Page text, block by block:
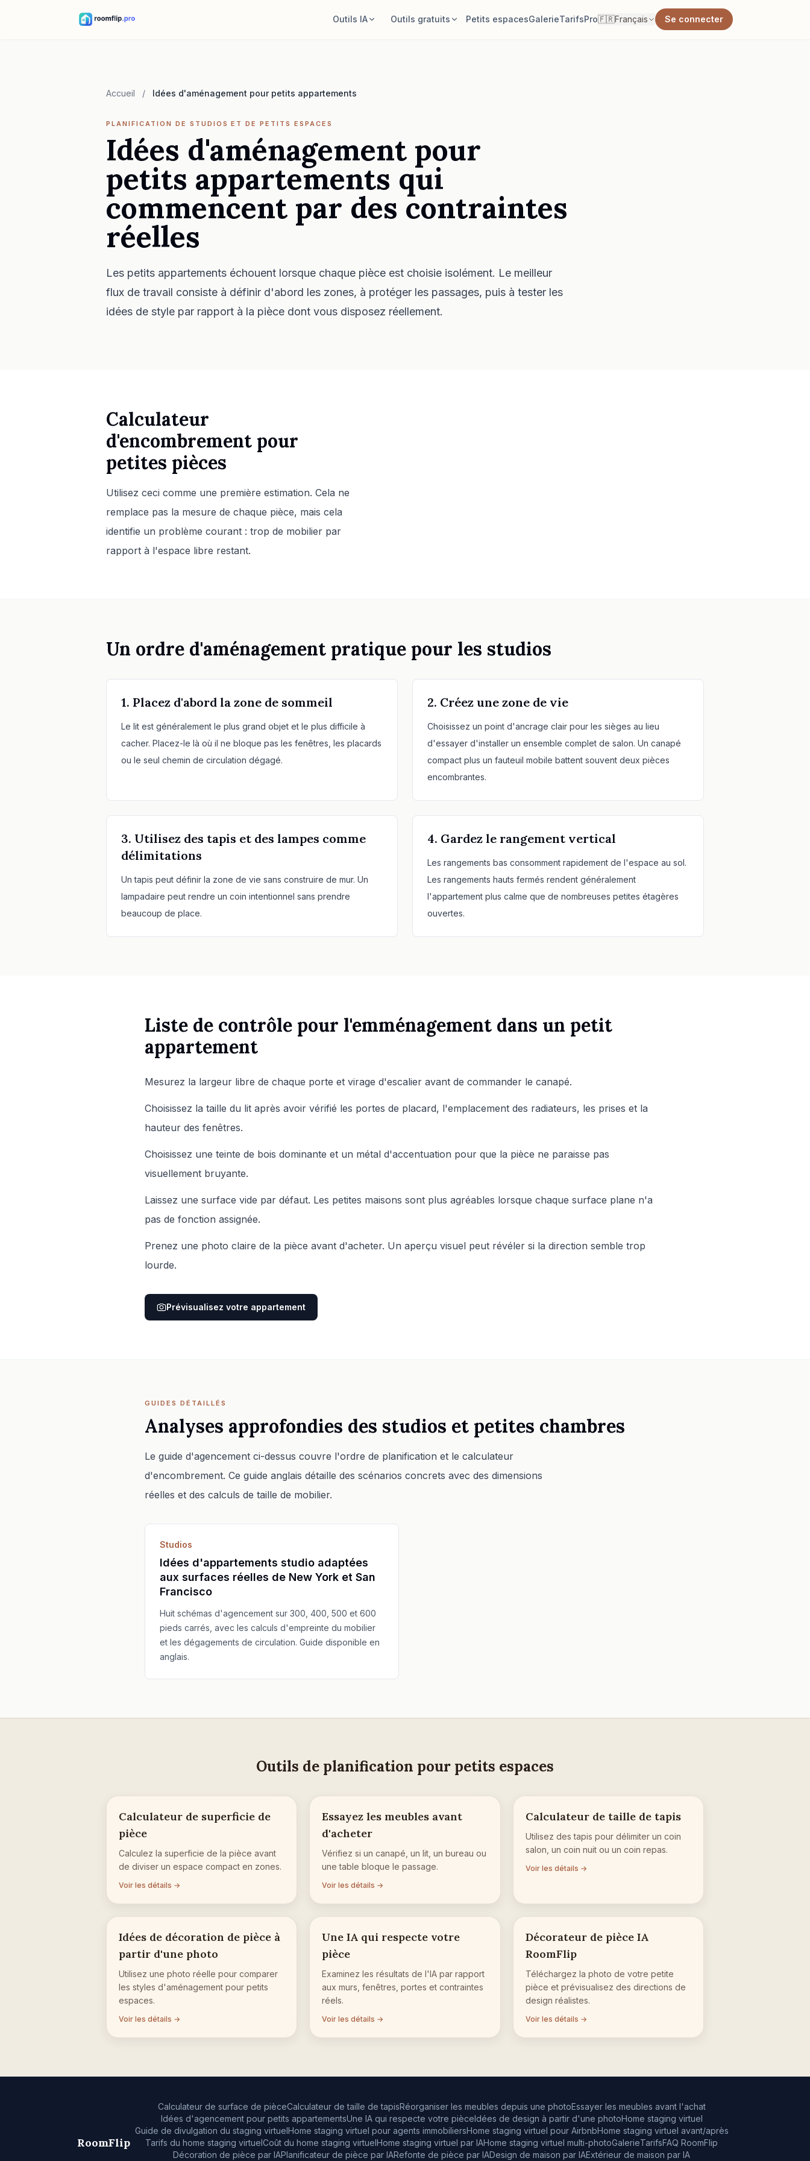
Outils IA
Même pièce, mêmes meubles,
Essayer un meuble dans la pièce
Voyez un canapé, une chaise ou une
table avant d’acheter.
Outils gratuits
Vérifier l’ajustement du meuble
Vérifiez les passages avant d’acheter
un canapé ou une table.
Petits espacesGalerieTarifsPro🇫🇷Français Se connecter
Accueil / Idées d'aménagement pour petits appartements
PLANIFICATION DE STUDIOS ET DE PETITS ESPACES
Idées d'aménagement pour
petits appartements qui
commencent par des contraintes
réelles
Les petits appartements échouent lorsque chaque pièce est choisie isolément. Le meilleur
flux de travail consiste à définir d'abord les zones, à protéger les passages, puis à tester les
idées de style par rapport à la pièce dont vous disposez réellement.
Calculateur
d'encombrement pour
petites pièces
Utilisez ceci comme une première estimation. Cela ne
remplace pas la mesure de chaque pièce, mais cela
identifie un problème courant : trop de mobilier par
rapport à l'espace libre restant.
Un ordre d'aménagement pratique pour les studios
1. Placez d'abord la zone de sommeil
Le lit est généralement le plus grand objet et le plus difficile à
cacher. Placez-le là où il ne bloque pas les fenêtres, les placards
ou le seul chemin de circulation dégagé.
2. Créez une zone de vie
Choisissez un point d'ancrage clair pour les sièges au lieu
d'essayer d'installer un ensemble complet de salon. Un canapé
compact plus un fauteuil mobile battent souvent deux pièces
encombrantes.
3. Utilisez des tapis et des lampes comme
délimitations
Un tapis peut définir la zone de vie sans construire de mur. Un
lampadaire peut rendre un coin intentionnel sans prendre
beaucoup de place.
4. Gardez le rangement vertical
Les rangements bas consomment rapidement de l'espace au sol.
Les rangements hauts fermés rendent généralement
l'appartement plus calme que de nombreuses petites étagères
ouvertes.
Liste de contrôle pour l'emménagement dans un petit
appartement
Mesurez la largeur libre de chaque porte et virage d'escalier avant de commander le canapé.
Choisissez la taille du lit après avoir vérifié les portes de placard, l'emplacement des radiateurs, les prises et la
hauteur des fenêtres.
Choisissez une teinte de bois dominante et un métal d'accentuation pour que la pièce ne paraisse pas
visuellement bruyante.
Laissez une surface vide par défaut. Les petites maisons sont plus agréables lorsque chaque surface plane n'a
pas de fonction assignée.
Prenez une photo claire de la pièce avant d'acheter. Un aperçu visuel peut révéler si la direction semble trop
lourde.
Prévisualisez votre appartement
GUIDES DÉTAILLÉS
Analyses approfondies des studios et petites chambres
Le guide d'agencement ci-dessus couvre l'ordre de planification et le calculateur
d'encombrement. Ce guide anglais détaille des scénarios concrets avec des dimensions
réelles et des calculs de taille de mobilier.
Studios
Idées d'appartements studio adaptées
aux surfaces réelles de New York et San
Francisco
Huit schémas d'agencement sur 300, 400, 500 et 600
pieds carrés, avec les calculs d'empreinte du mobilier
et les dégagements de circulation. Guide disponible en
anglais.
Outils de planification pour petits espaces
Calculateur de superficie de
pièce
Calculez la superficie de la pièce avant
de diviser un espace compact en zones.
Voir les détails →
Essayez les meubles avant
d'acheter
Vérifiez si un canapé, un lit, un bureau ou
une table bloque le passage.
Voir les détails →
Calculateur de taille de tapis
Utilisez des tapis pour délimiter un coin
salon, un coin nuit ou un coin repas.
Voir les détails →
Idées de décoration de pièce à
partir d'une photo
Utilisez une photo réelle pour comparer
les styles d'aménagement pour petits
espaces.
Voir les détails →
Une IA qui respecte votre
pièce
Examinez les résultats de l'IA par rapport
aux murs, fenêtres, portes et contraintes
réels.
Voir les détails →
Décorateur de pièce IA
RoomFlip
Téléchargez la photo de votre petite
pièce et prévisualisez des directions de
design réalistes.
Voir les détails →
RoomFlip
Calculateur de surface de pièceCalculateur de taille de tapisRéorganiser les meubles depuis une photoEssayer les meubles avant l'achat
Idées d'agencement pour petits appartementsUne IA qui respecte votre pièceIdées de design à partir d'une photoHome staging virtuel
Guide de divulgation du staging virtuelHome staging virtuel pour agents immobiliersHome staging virtuel pour AirbnbHome staging virtuel avant/après
Tarifs du home staging virtuelCoût du home staging virtuelHome staging virtuel par IAHome staging virtuel multi-photoGalerieTarifsFAQ RoomFlip
Décoration de pièce par IAPlanificateur de pièce par IARefonte de pièce par IADesign de maison par IAExtérieur de maison par IA